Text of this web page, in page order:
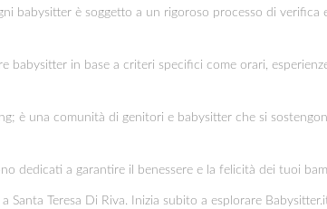
babysitter è soggetto a un rigoroso processo di
in base a criteri specifici come orari,
è una comunità di genitori e babysitter che si
dedicati a garantire il benessere e la felicità dei tuoi
Teresa Di Riva. Inizia subito a esplorare